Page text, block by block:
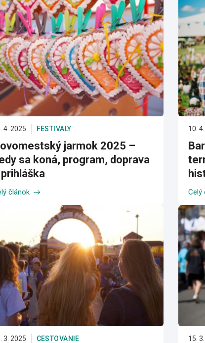
4. 2025 FESTIVALY
jarmok 2025 –
sa koná, program, doprava
článok
10.
Celý
3. 2025 CESTOVANIE 15.